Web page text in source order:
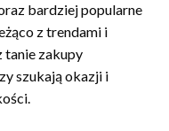
bardziej popularne
z trendami i
tanie zakupy
szukają okazji i